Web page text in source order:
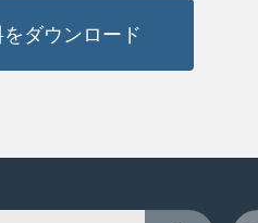
ダウンロード